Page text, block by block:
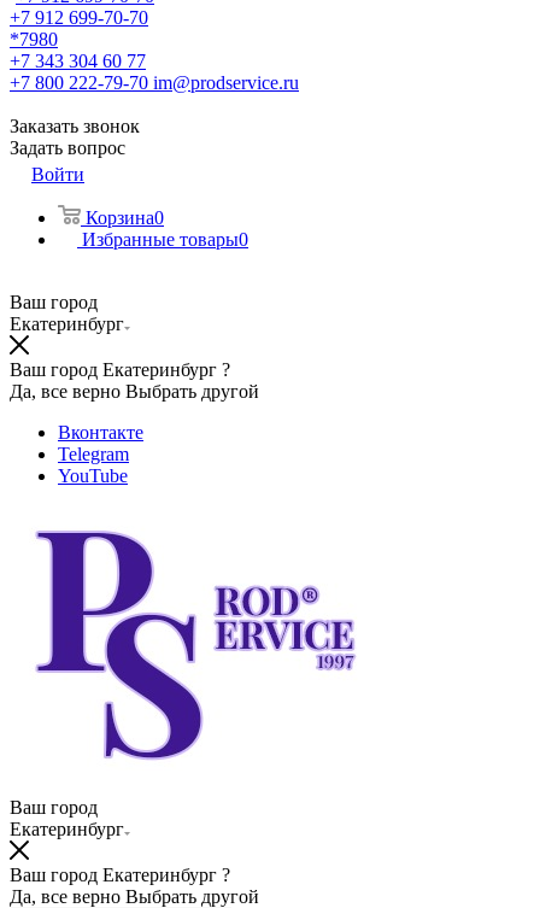
+7 912 699-70-70
*7980
+7 343 304 60 77
+7 800 222-79-70 im@prodservice.ru
Заказать звонок
Задать вопрос
Войти
Корзина0
Избранные товары0
Ваш город
Екатеринбург
Ваш город Екатеринбург ?
Да, все верно Выбрать другой
Вконтакте
Telegram
YouTube
Ваш город
Екатеринбург
Ваш город Екатеринбург ?
Да, все верно Выбрать другой